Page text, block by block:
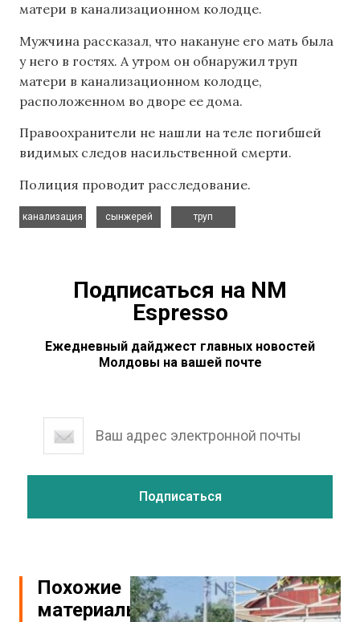
матери в канализационном колодце.
Мужчина рассказал, что накануне его мать была
у него в гостях. А утром он обнаружил труп
матери в канализационном колодце,
расположенном во дворе ее дома.
Правоохранители не нашли на теле погибшей
видимых следов насильственной смерти.
Полиция проводит расследование.
канализация
сынжерей
труп
Подписаться на NM
Espresso
Ежедневный дайджест главных новостей
Молдовы на вашей почте
Похожие
материалы